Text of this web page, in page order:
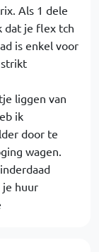
Als 1 dele
dat je flex tch
is enkel voor
strikt
liggen van
ik
door te
wagen.
je huur